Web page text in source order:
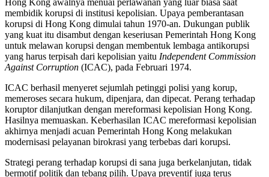
membidik korupsi di institusi kepolisian. Upaya pemberantasan
korupsi di Hong Kong dimulai tahun 1970-an. Dukungan publik
yang kuat itu disambut dengan keseriusan Pemerintah Hong Kong
untuk melawan korupsi dengan membentuk lembaga antikorupsi
yang harus terpisah dari kepolisian yaitu Independent Commission
Against Corruption (ICAC), pada Februari 1974.
ICAC berhasil menyeret sejumlah petinggi polisi yang korup,
memeroses secara hukum, dipenjara, dan dipecat. Perang terhadap
koruptor dilanjutkan dengan mereformasi kepolisian Hong Kong.
Hasilnya memuaskan. Keberhasilan ICAC mereformasi kepolisian
akhirnya menjadi acuan Pemerintah Hong Kong melakukan
modernisasi pelayanan birokrasi yang terbebas dari korupsi.
Strategi perang terhadap korupsi di sana juga berkelanjutan, tidak
bermotif politik dan tebang pilih. Upaya preventif juga terus